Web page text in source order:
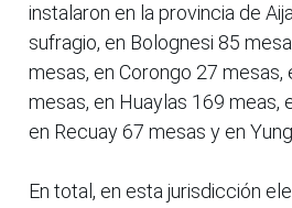
instalaron en la provincia de
sufragio, en Bolognesi 85
mesas, en Corongo 27 mesas,
mesas, en Huaylas 169 meas,
en Recuay 67 mesas y en
En total, en esta jurisdicción